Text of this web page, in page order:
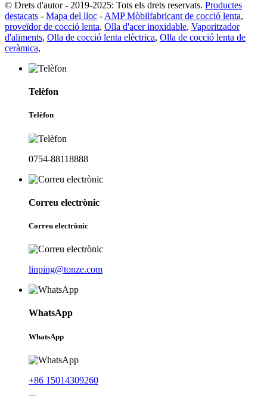
© Drets d'autor - 2019-2025: Tots els drets reservats. Productes
destacats - Mapa del lloc - AMP Mòbilfabricant de cocció lenta,
proveïdor de cocció lenta, Olla d'acer inoxidable, Vaporitzador
d'aliments, Olla de cocció lenta elèctrica, Olla de cocció lenta de
ceràmica,
Telèfon
Telèfon
0754-88118888
Correu electrònic
Correu electrònic
linping@tonze.com
WhatsApp
WhatsApp
+86 15014309260